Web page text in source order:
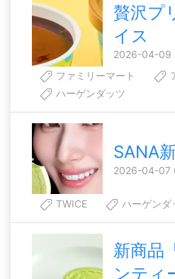
贅沢プ
イス
2026-04-09
ファミリーマート
ハーゲンダッツ
SANA
2026-04-07
TWICE ハーゲンダ
新商品
ンティ